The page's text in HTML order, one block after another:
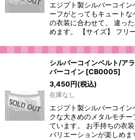
エジプト製シルバーコイ
ーフがとってもキュート
の衣装に合わせて、 違っ
めます。 【サイズ】 フリ
シルバーコインベルト/ア
バーコイン [CB0005]
3,450円(税込)
在庫なし
エジプト製シルバーコイ
クな大きめのメタルモチ
ています。 お手持ちの衣
バリエーションが楽しめま